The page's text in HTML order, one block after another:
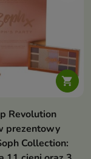

Revolution
prezentowy
Collection: